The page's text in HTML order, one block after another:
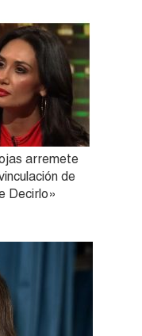
arremete
de
Decirlo»